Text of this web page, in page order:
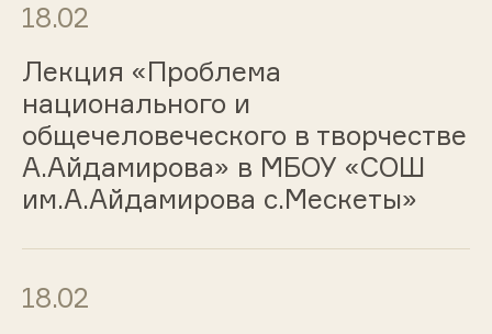
18.02
Лекция «Проблема
национального и
общечеловеческого в творчестве
А.Айдамирова» в МБОУ «СОШ
им.А.Айдамирова с.Мескеты»
18.02